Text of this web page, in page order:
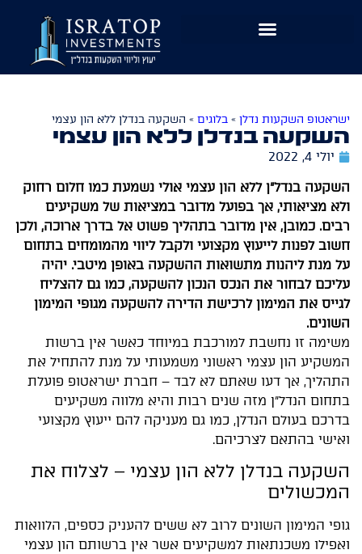
נָגִישׁ
בִּקְלִיק
הַמְּסַיַּעַת
לִנְגִישׁוּת
הָאֲתָר.
ישראטופ השקעות נדלן » בלוגים » השקעה בנדלן ללא הון עצמי
השקעה בנדלן ללא הון עצמי
יולי 4, 2022
השקעה בנדל"ן ללא הון עצמי אולי נשמעת כמו חלום רחוק
ולא מציאותי, אך בפועל מדובר במציאות של משקיעים
רבים. כמובן, אין מדובר בתהליך פשוט אל בדרך ארוכה, ולכן
חשוב לפנות לייעוץ מקצועי ולקבל ליווי מהמומחים בתחום
על מנת ליהנות מתשואות ההשקעה באופן מיטבי. יהיה
עליכם לבחור את הנכס הנכון להשקעה, כמו גם להצליח
לגייס את המימון לרכישת הדירה להשקעה מגופי המימון
השונים.
משימה זו נחשבת למורכבת במיוחד כאשר אין ברשות
המשקיע הון עצמי ראשוני משמעותי על מנת להתחיל את
התהליך, אך דעו שאתם לא לבד – חברת ישראטופ פועלת
בתחום הנדל״ן מזה שנים רבות והיא מלווה משקיעים
בדרכם בעולם הנדלן, כמו גם מעניקה להם ייעוץ מקצועי
ואישי בהתאם לצרכיהם.
השקעה בנדלן ללא הון עצמי – לצלוח את
המכשולים
גופי המימון השונים לרוב לא ששים להעניק כספים, הלוואות
ואפילו משכנתאות למשקיעים אשר אין ברשותם הון עצמי